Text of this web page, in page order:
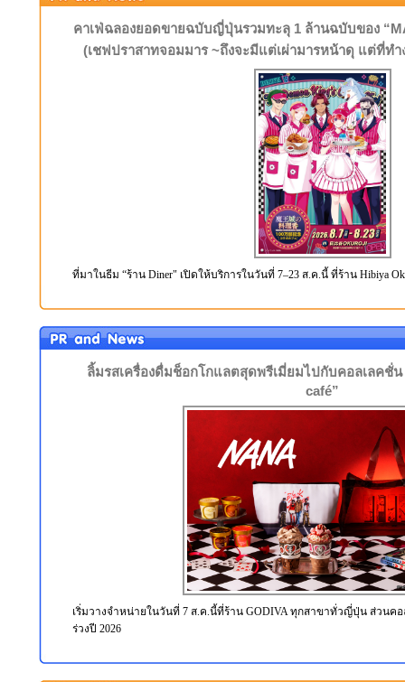
คาเฟ่ฉลองยอดขายฉบับญี่ปุ่นรวมทะลุ 1 ล้านฉบับของ
(เชฟปราสาทจอมมาร ~ถึงจะมีแต่เผ่ามารหน้าดุ แต่ที่ทำ
ที่มาในธีม “ร้าน Diner" เปิดให้บริการในวันที่ 7–23 ส.ค.นี้ ที่ร้าน Hibiya
ลิ้มรสเครื่องดื่มช็อกโกแลตสุดพรีเมี่ยมไปกับคอลเลคชั่น
café”
เริ่มวางจำหน่ายในวันที่ 7 ส.ค.นี้ที่ร้าน GODIVA ทุกสาขาทั่วญี่ปุ่น ส่วนคอ
ร่วงปี 2026